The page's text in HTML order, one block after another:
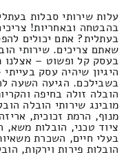
עלות שירותי סבלות
בהבטחה ובאחריות!
בעתלית? אתם יכולים
שאתם צריכים. שירותי
בעסק קל ופשוט – אצלנו
היגיון שיהיה עסק
בשבילכם. הגיעה השעה
הובלה זולה בחיפה
מובינג שירותי הובלה
מנוף, הרמת זכוכית,
ציוד טכני, הובלות משא,
בעלי חיים, השכרת
הובלות פירות וירקות,